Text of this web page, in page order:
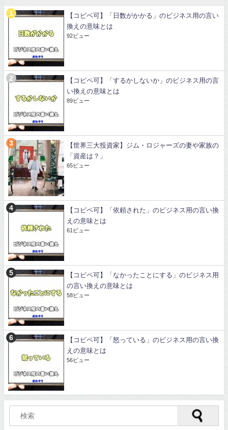
【コピペ可】「日数がかかる」のビジネス用の言い
換えの意味とは
92ビュー
【コピペ可】「するかしないか」のビジネス用の言
い換えの意味とは
89ビュー
【世界三大投資家】ジム・ロジャーズの妻や家族の
「資産は？」
65ビュー
【コピペ可】「依頼された」のビジネス用の言い換
えの意味とは
61ビュー
【コピペ可】「なかったことにする」のビジネス用
の言い換えの意味とは
58ビュー
【コピペ可】「怒っている」のビジネス用の言い換
えの意味とは
56ビュー